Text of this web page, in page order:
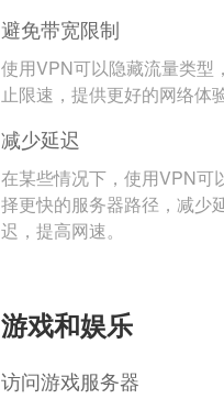
避免带宽限制
使用VPN可以隐藏流量类型
止限速，提供更好的网络体验
减少延迟
在某些情况下，使用VPN可
择更快的服务器路径，减少
迟，提高网速。
游戏和娱乐
访问游戏服务器